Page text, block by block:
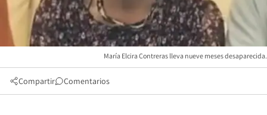
María Elcira Contreras lleva nueve meses desaparecida.
Compartir Comentarios